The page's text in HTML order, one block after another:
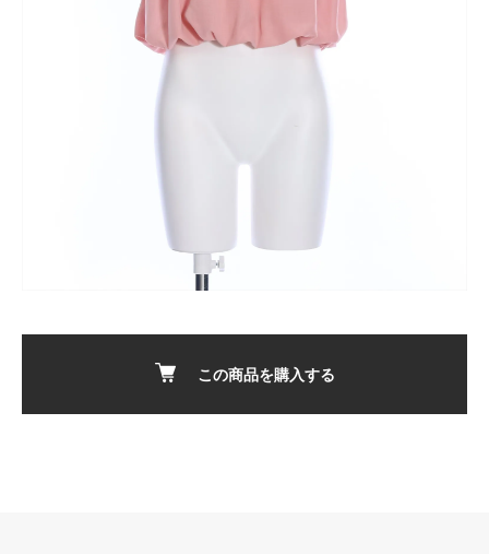
この商品を購入する